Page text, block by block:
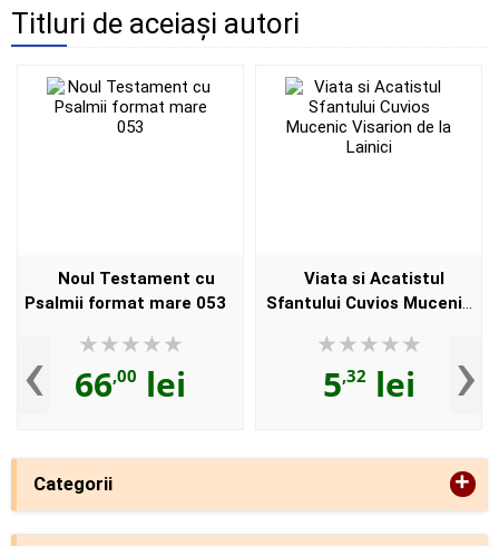
Categorii +
Titluri de aceiași autori
‹
Noul Testament cu
Psalmii format mare 053
66,00 lei
Viata si Acatistul
Sfantului Cuvios Mucenic
5,32lei ›